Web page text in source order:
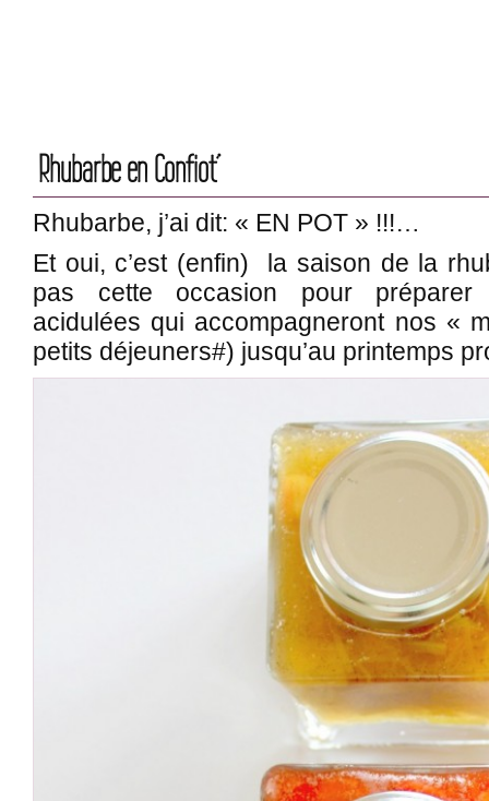
Rhubarbe en Confiot’
Rhubarbe, j’ai dit: « EN POT » !!!…
Et oui, c’est (enfin) la saison de la
pas cette occasion pour
acidulées qui accompagneront nos «
petits déjeuners#) jusqu’au printemps